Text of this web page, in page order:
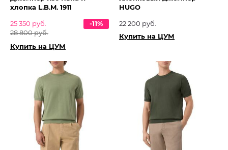
хлопка L.B.M. 1911
25 350 руб.
28 800 руб.
-11%
Купить на ЦУМ
HUGO
22 200 руб.
Купить на ЦУМ